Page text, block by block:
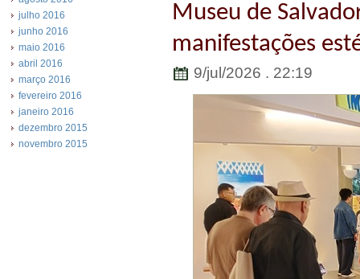
julho 2016
junho 2016
maio 2016
abril 2016
março 2016
fevereiro 2016
janeiro 2016
dezembro 2015
novembro 2015
Museu de
manifestações
9/jul/2026 . 22:19